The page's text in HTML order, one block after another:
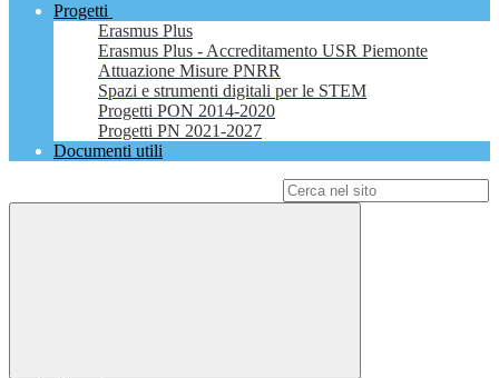
Progetti
Erasmus Plus
Erasmus Plus - Accreditamento USR Piemonte
Attuazione Misure PNRR
Spazi e strumenti digitali per le STEM
Progetti PON 2014-2020
Progetti PN 2021-2027
Documenti utili